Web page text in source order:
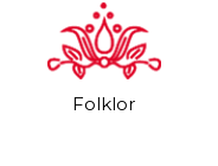
Folklor